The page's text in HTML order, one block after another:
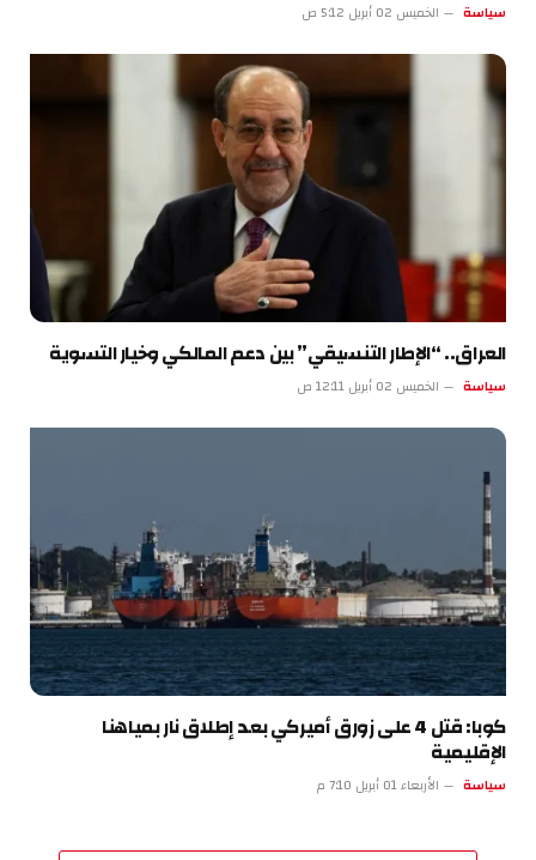
سياسة الخميس 02 أبريل 5:12 ص
العراق.. “الإطار التنسيقي” بين دعم المالكي وخيار التسوية
سياسة الخميس 02 أبريل 12:11 ص
كوبا: قتل 4 على زورق أميركي بعد إطلاق نار بمياهنا
الإقليمية
سياسة الأربعاء 01 أبريل 7:10 م